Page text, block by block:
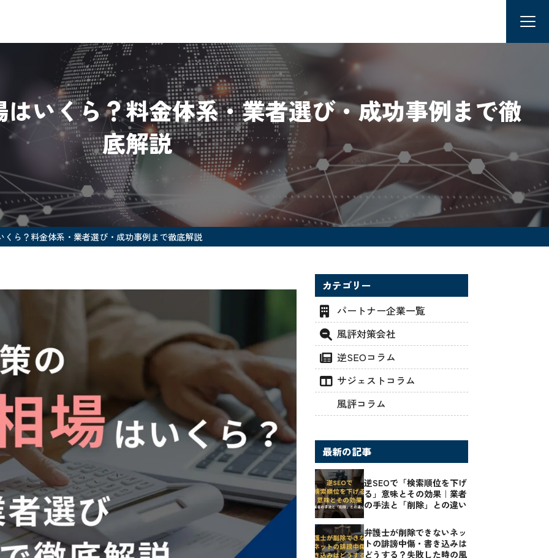
いくら？料金体系・業者選び・成功事例まで徹
底解説
くら？料金体系・業者選び・成功事例まで徹底解説
カテゴリー
パートナー企業一覧
風評対策会社
逆SEOコラム
サジェストコラム
風評コラム
最新の記事
逆SEOで「検索順位を下げ
る」意味とその効果｜業者
の手法と「削除」との違い
弁護士が削除できないネッ
トの誹謗中傷・書き込みは
どうする？失敗した時の風